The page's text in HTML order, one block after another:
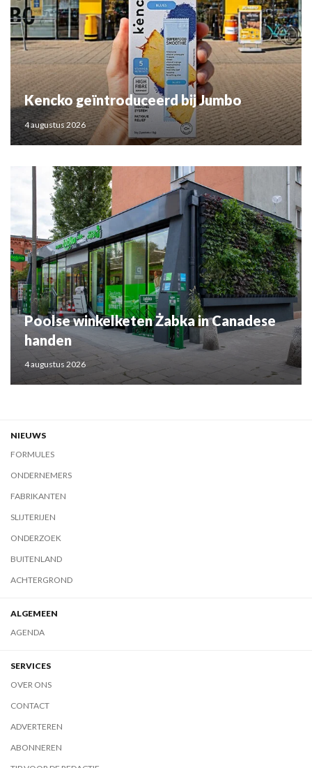
Kencko geïntroduceerd bij Jumbo
4 augustus 2026
Poolse winkelketen Żabka in Canadese
handen
4 augustus 2026
NIEUWS
FORMULES
ONDERNEMERS
FABRIKANTEN
SLIJTERIJEN
ONDERZOEK
BUITENLAND
ACHTERGROND
ALGEMEEN
AGENDA
SERVICES
OVER ONS
CONTACT
ADVERTEREN
ABONNEREN